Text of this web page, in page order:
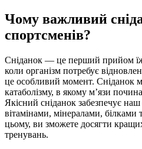
Чому важливий
спортсменів?
Сніданок — це перший прийом
коли організм потребує
це особливий момент. Сніданок
катаболізму, в якому м’язи
Якісний сніданок забезпечує
вітамінами, мінералами, білками
цьому, ви зможете досягти кращих
тренувань.